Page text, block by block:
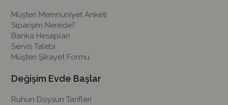
Müşteri Memnuniyet Anketi
Siparişim Nerede?
Banka Hesapları
Servis Talebi
Müşteri Şikayet Formu
Değişim Evde Başlar
Ruhun Doysun Tarifleri